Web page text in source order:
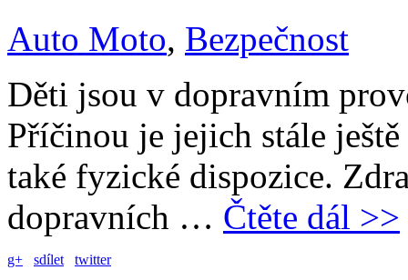
Auto Moto, Bezpečnost
Děti jsou v dopravním
Příčinou je jejich stále
také fyzické dispozice.
dopravních … Čtěte dál >>
g+ sdílet twitter